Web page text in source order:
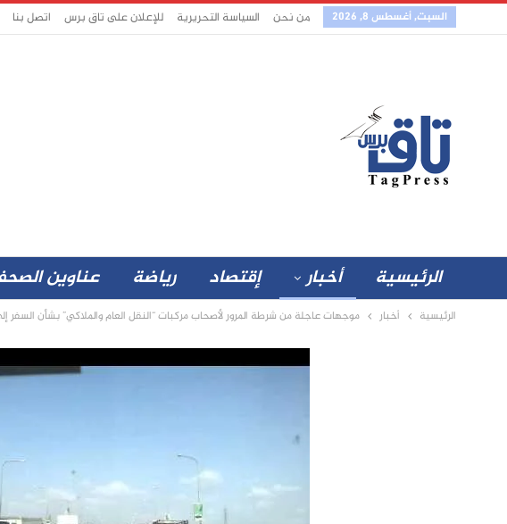
السبت, أغسطس 8, 2026 من نحن السياسة التحريرية للإعلان على تاق برس اتصل بنا
الرئيسية أخبار إقتصاد رياضة عناوين
الرئيسية أخبار موجهات عاجلة من شرطة المرور لأصحاب مركبات “النقل العام والملاكي” بشأن السفر